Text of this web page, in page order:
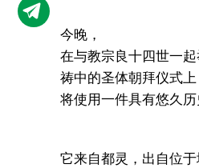
今晚，
在与教宗良十四世一
祷中的圣体朝拜仪式上
将使用一件具有悠久历
它来自都灵，出自位